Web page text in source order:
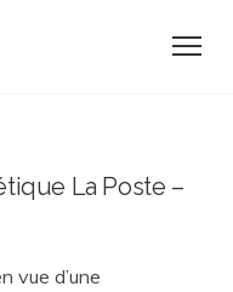
La Poste –
vue d’une